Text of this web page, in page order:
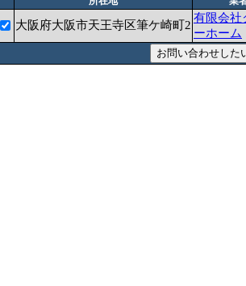
大阪府大阪市天王寺区筆ケ崎町2
有限会社
ーホーム